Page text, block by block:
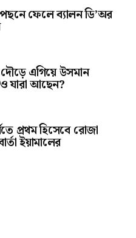
পেছনে ফেলে ব্যালন ডি’অর
এগিয়ে উসমান
যারা আছেন?
প্রথম হিসেবে রোজা
ইয়ামালের